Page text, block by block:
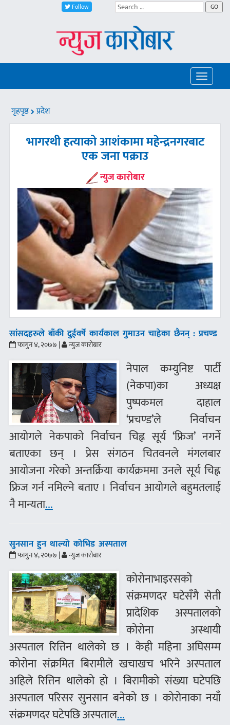
Follow GO
Toggle
गृहपृष्ठ प्रदेश
भागरथी हत्याको आशंकामा महेन्द्रनगरबाट
एक जना पक्राउ
न्युज कारोबार
सांसदहरुले बाँकी दुईवर्षे कार्यकाल गुमाउन चाहेका छैनन् : प्रचण्ड
फागुन ४, २०७७ | न्युज कारोबार
नेपाल कम्युनिष्ट पार्टी
(नेकपा)का अध्यक्ष
पुष्पकमल दाहाल
‘प्रचण्ड’ले निर्वाचन
आयोगले नेकपाको निर्वाचन चिह्न सूर्य ‘फ्रिज’ नगर्ने
बताएका छन् । प्रेस संगठन चितवनले मंगलबार
आयोजना गरेको अन्तर्क्रिया कार्यक्रममा उनले सूर्य चिह्न
फ्रिज गर्न नमिल्ने बताए । निर्वाचन आयोगले बहुमतलाई
नै मान्यता...
सुनसान हुन थाल्यो कोभिड अस्पताल
फागुन ४, २०७७ | न्युज कारोबार
कोरोनाभाइरसको
संक्रमणदर घटेसँगै सेती
प्रादेशिक अस्पतालको
कोरोना अस्थायी
अस्पताल रित्तिन थालेको छ । केही महिना अघिसम्म
कोरोना संक्रमित बिरामीले खचाखच भरिने अस्पताल
अहिले रित्तिन थालेको हो । बिरामीको संख्या घटेपछि
अस्पताल परिसर सुनसान बनेको छ । कोरोनाका नयाँ
संक्रमणदर घटेपछि अस्पताल...